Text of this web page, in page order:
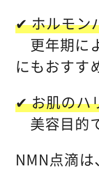
✔ ホルモン
更年期に
にもおすす
✔ お肌のハ
美容目的
NMN点滴